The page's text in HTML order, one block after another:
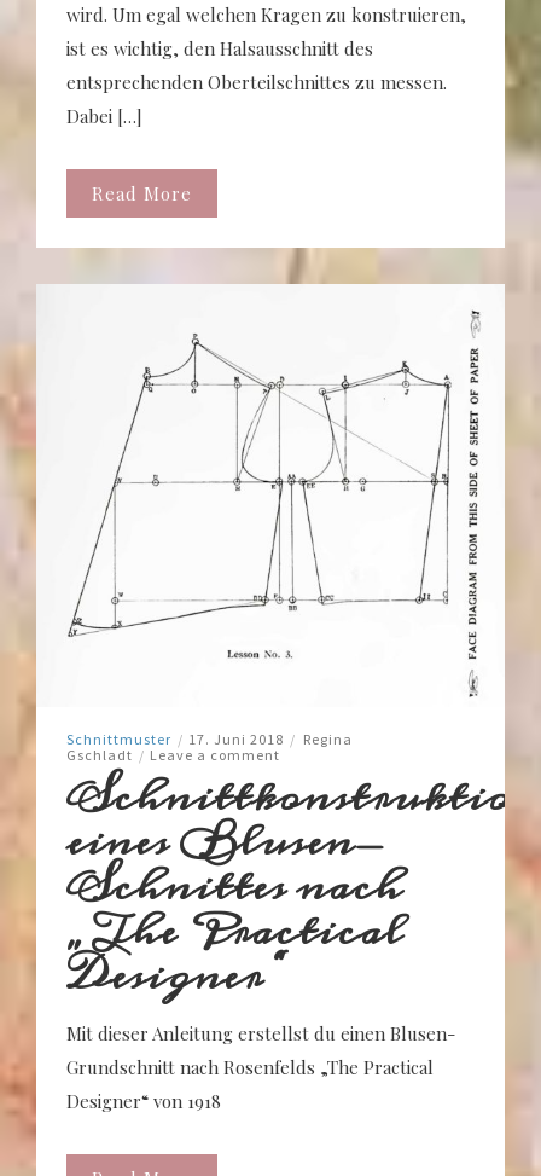
wird. Um egal welchen Kragen zu konstruieren,
ist es wichtig, den Halsausschnitt des
entsprechenden Oberteilschnittes zu messen.
Dabei […]
Read More
Schnittmuster / 17. Juni 2018 / Regina
Gschladt / Leave a comment
Schnittkonstruktion
eines Blusen-
Schnittes nach
„The Practical
Designer“
Mit dieser Anleitung erstellst du einen Blusen-
Grundschnitt nach Rosenfelds „The Practical
Designer“ von 1918